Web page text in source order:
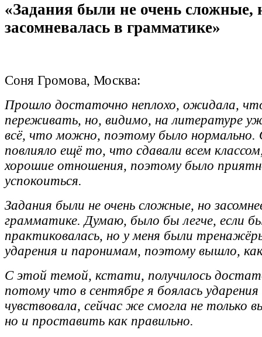
«Задания были не очень сложные,
засомневалась в грамматике»
Соня Громова, Москва:
Прошло достаточно неплохо, ожидала, что
переживать, но, видимо, на литературе
всё, что можно, поэтому было
повлияло ещё то, что сдавали всем
хорошие отношения, поэтому было
успокоиться.
Задания были не очень сложные, но
грамматике. Думаю, было бы легче, если
практиковалась, но у меня были
ударения и паронимам, поэтому вышло,
С этой темой, кстати, получилось
потому что в сентябре я боялась
чувствовала, сейчас же смогла не только
но и проставить как правильно.